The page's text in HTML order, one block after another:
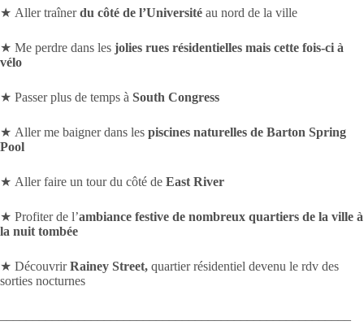
★ Aller traînerdu côté de l’Université au nord de la ville
★ Me perdre dans les jolies rues résidentielles mais cette fois-ci à
vélo
★ Passer plus de temps à South Congress
★ Aller me baigner dans les piscines naturelles de Barton Spring
Pool
★ Aller faire un tour du côté de East River
★ Profiter de l’ambiance festive de nombreux quartiers de la ville à
la nuit tombée
★ DécouvrirRainey Street, quartier résidentiel devenu le rdv des
sorties nocturnes